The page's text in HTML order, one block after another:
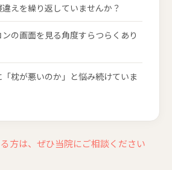
えを繰り返していませんか？
の画面を見る角度すらつらくあり
枕が悪いのか」と悩み続けていま
方は、ぜひ当院にご相談ください